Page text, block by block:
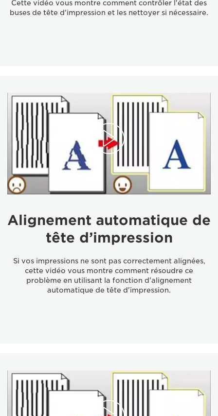
Cette vidéo vous montre comment contrôler l'état des
buses de tête d'impression et les nettoyer si nécessaire.
Alignement automatique de
tête d’impression
Si vos impressions ne sont pas correctement alignées,
cette vidéo vous montre comment résoudre ce
problème en utilisant la fonction d'alignement
automatique de tête d'impression.